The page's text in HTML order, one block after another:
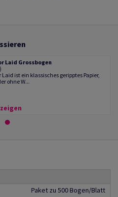
Laid Grossbogen
Laid ist ein klassisches geripptes Papier,
ohne W...
Paket zu 500 Bogen/Blatt